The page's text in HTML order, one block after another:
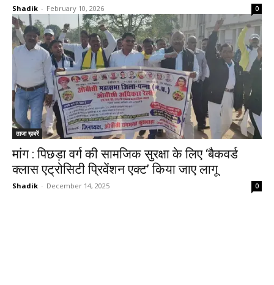
Shadik - February 10, 2026 0
ताजा ख़बरें
मांग : पिछड़ा वर्ग की सामजिक सुरक्षा के लिए ‘बैकवर्ड
क्लास एट्रोसिटी प्रिवेंशन एक्ट’ किया जाए लागू
Shadik - December 14, 2025 0